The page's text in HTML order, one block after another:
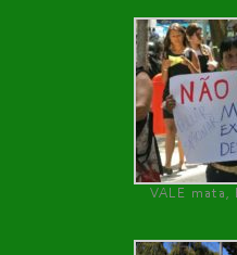
VALE mata,